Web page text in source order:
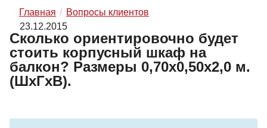
Главная
Вопросы клиентов
23.12.2015
Сколько ориентировочно будет
стоить корпусный шкаф на
балкон? Размеры 0,70х0,50х2,0 м.
(ШхГхВ).